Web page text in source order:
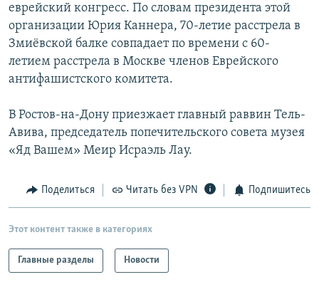
еврейский конгресс. По словам президента этой
организации Юрия Каннера, 70-летие расстрела в
Змиёвской балке совпадает по времени с 60-
летием расстрела в Москве членов Еврейского
антифашистского комитета.
В Ростов-на-Дону приезжает главный раввин Тель-
Авива, председатель попечительского совета музея
«Яд Вашем» Меир Исраэль Лау.
Поделиться Читать без VPN Подпишитесь
Этот контент также в категориях
Главные разделы Новости